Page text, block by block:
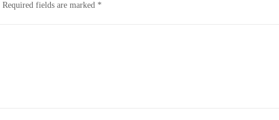
Required fields are marked *